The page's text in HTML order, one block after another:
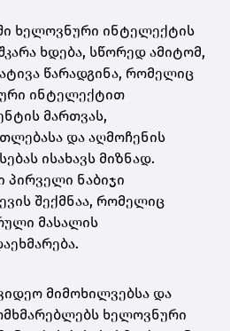
ხელოვნური ინტელექტის
ხდება, სწორედ ამიტომ,
წარადგინა, რომელიც
ინტელექტით
მართვას,
და აღმოჩენის
ისახავს მიზნად.
პირველი ნაბიჯი
შექმნაა, რომელიც
მასალის
მიმოხილვებსა და
ხელოვნური